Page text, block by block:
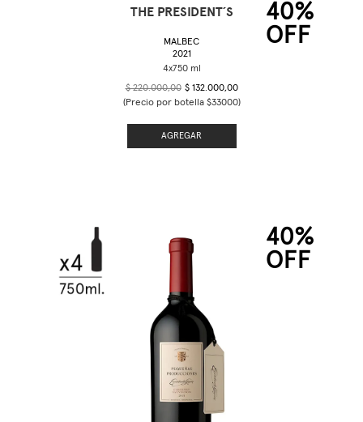
40%
OFF
THE PRESIDENT´S
MALBEC
2021
$ 220.000,00 $ 132.000,00
(Precio por botella $33000)
AGREGAR
40%
OFF